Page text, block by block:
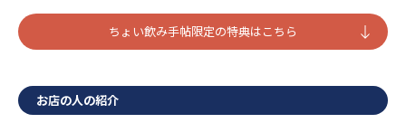
ちょい飲み手帖限定の特典はこちら
お店の人の紹介